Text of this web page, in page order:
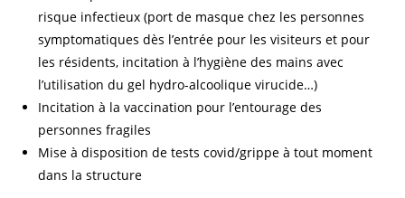
risque infectieux (port de masque chez les personnes
symptomatiques dès l’entrée pour les visiteurs et pour
les résidents, incitation à l’hygiène des mains avec
l’utilisation du gel hydro-alcoolique virucide…)
Incitation à la vaccination pour l’entourage des
personnes fragiles
Mise à disposition de tests covid/grippe à tout moment
dans la structure